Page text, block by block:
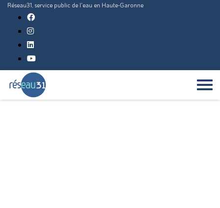
Réseau31, service public de l'eau en Haute-Garonne